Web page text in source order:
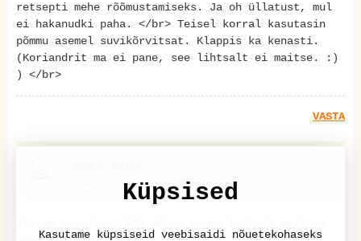
retsepti mehe rõõmustamiseks. Ja oh üllatust, mul
ei hakanudki paha. </br> Teisel korral kasutasin
põmmu asemel suvikõrvitsat. Klappis ka kenasti.
(Koriandrit ma ei pane, see lihtsalt ei maitse. :)
) </br>
VASTA
postitatud 30.03.2020 10:15
Küpsised
Kasutame küpsiseid veebisaidi nõuetekohaseks